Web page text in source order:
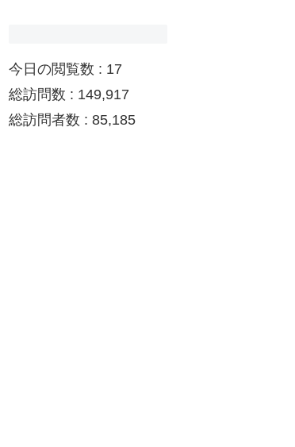
今日の閲覧数 : 17
総訪問数 : 149,917
総訪問者数 : 85,185